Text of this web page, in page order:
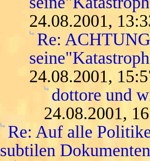
24.08.2001,
Re:
24.08.2001,
dottore und
24.08.2001,
Re: Auf alle
subtilen